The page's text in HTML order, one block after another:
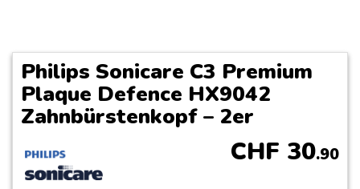
Philips Sonicare C3 Premium
Plaque Defence HX9042
Zahnbürstenkopf – 2er
CHF 30.90